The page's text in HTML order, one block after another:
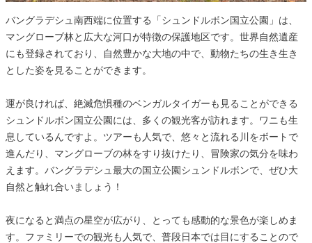
バングラデシュ南西端に位置する「シュンドルボン国立公園」は、
マングローブ林と広大な河口が特徴の保護地区です。世界自然遺産
にも登録されており、自然豊かな大地の中で、動物たちの生き生き
とした姿を見ることができます。
運が良ければ、絶滅危惧種のベンガルタイガーも見ることができる
シュンドルボン国立公園には、多くの観光客が訪れます。ワニも生
息しているんですよ。ツアーも人気で、悠々と流れる川をボートで
進んだり、マングローブの林をすり抜けたり、冒険家の気分を味わ
えます。バングラデシュ最大の国立公園シュンドルボンで、ぜひ大
自然と触れ合いましょう！
夜になると満点の星空が広がり、とっても感動的な景色が楽しめま
す。ファミリーでの観光も人気で、普段日本では目にすることので